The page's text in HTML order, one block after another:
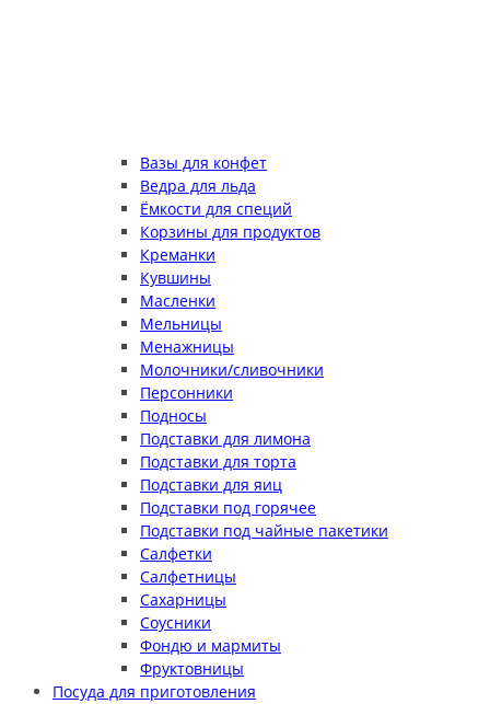
Вазы для конфет
Ведра для льда
Ёмкости для специй
Корзины для продуктов
Креманки
Кувшины
Масленки
Мельницы
Менажницы
Молочники/сливочники
Персонники
Подносы
Подставки для лимона
Подставки для торта
Подставки для яиц
Подставки под горячее
Подставки под чайные пакетики
Салфетки
Салфетницы
Сахарницы
Соусники
Фондю и мармиты
Фруктовницы
Посуда для приготовления